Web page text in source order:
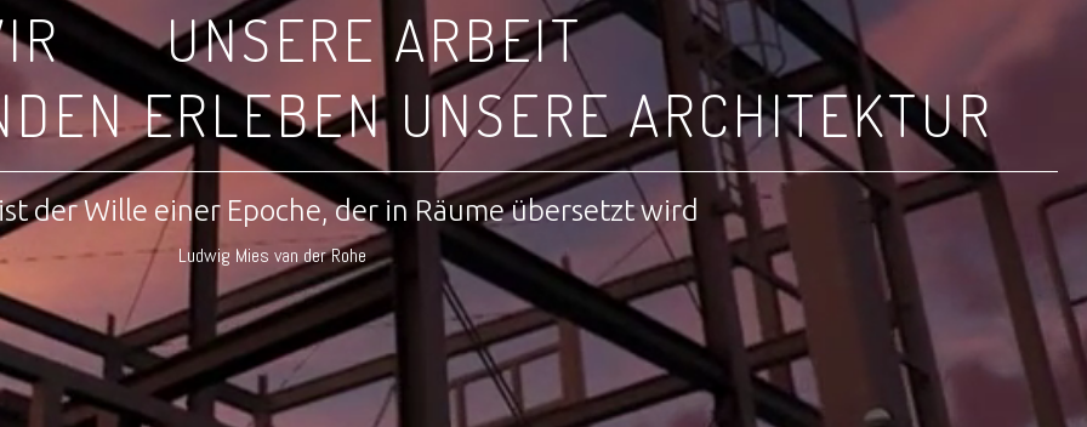
UNSERE ARBEIT
ERLEBEN UNSERE ARCHITEKTUR
der Wille einer Epoche, der in Räume übersetzt wird
Ludwig Mies van der Rohe